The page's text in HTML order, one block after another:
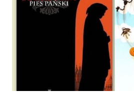
wyjazd w Beskid Niski. Zanim to
atak padaczki, co spowodowało, że
wdrożyliśmy leczenie i od nowa
wspólnym życiem
się ustabilizować zawirowania
zaczęliśmy się cieszyć sobą
Dopier...